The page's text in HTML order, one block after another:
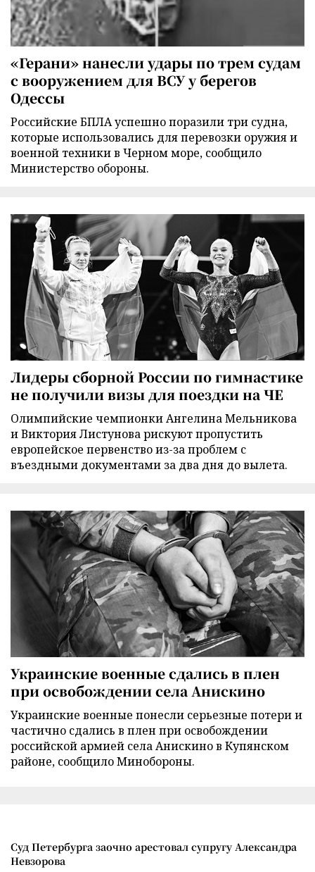
«Герани» нанесли удары по трем судам
с вооружением для ВСУ у берегов
Одессы
Российские БПЛА успешно поразили три судна,
которые использовались для перевозки оружия и
военной техники в Черном море, сообщило
Министерство обороны.
Лидеры сборной России по гимнастике
не получили визы для поездки на ЧЕ
Олимпийские чемпионки Ангелина Мельникова
и Виктория Листунова рискуют пропустить
европейское первенство из-за проблем с
въездными документами за два дня до вылета.
Украинские военные сдались в плен
при освобождении села Анискино
Украинские военные понесли серьезные потери и
частично сдались в плен при освобождении
российской армией села Анискино в Купянском
районе, сообщило Минобороны.
Суд Петербурга заочно арестовал супругу Александра
Невзорова